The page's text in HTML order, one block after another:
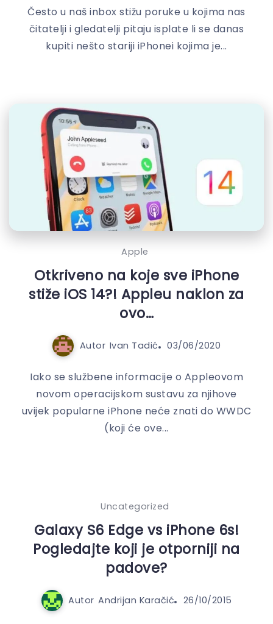
Često u naš inbox stižu poruke u kojima nas
čitatelji i gledatelji pitaju isplate li se danas
kupiti nešto stariji iPhonei kojima je...
Apple
Otkriveno na koje sve iPhone
stiže iOS 14?! Appleu naklon za
ovo…
Autor Ivan Tadić 03/06/2020
Iako se službene informacije o Appleovom
novom operacijskom sustavu za njihove
uvijek popularne iPhone neće znati do WWDC
(koji će ove...
Uncategorized
Galaxy S6 Edge vs iPhone 6s!
Pogledajte koji je otporniji na
padove?
Autor Andrijan Karačić 26/10/2015